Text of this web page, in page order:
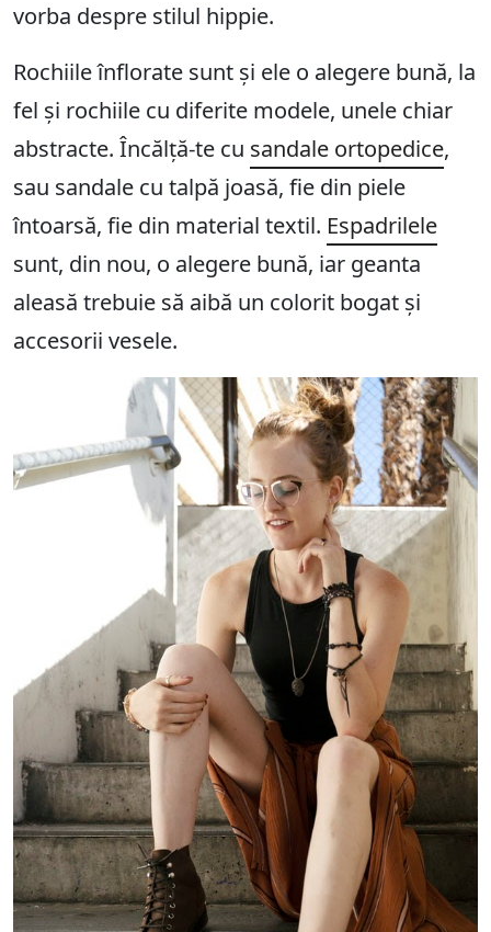
vorba despre stilul hippie.
Rochiile înflorate sunt și ele o alegere bună, la
fel și rochiile cu diferite modele, unele chiar
abstracte. Încălță-te cu sandale ortopedice,
sau sandale cu talpă joasă, fie din piele
întoarsă, fie din material textil. Espadrilele
sunt, din nou, o alegere bună, iar geanta
aleasă trebuie să aibă un colorit bogat și
accesorii vesele.